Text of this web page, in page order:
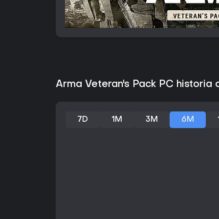
Arma Veteran's Pack PC historia
7D 1M 3M 6M